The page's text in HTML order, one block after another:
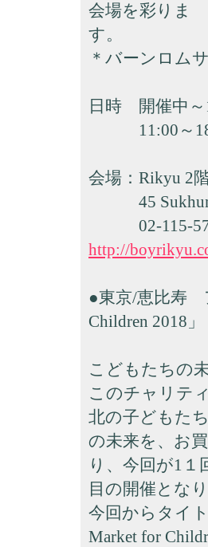
会場を彩りま
す。
＊バーンロム
日時 開催中～
11:00～
会場：Rikyu 2
45
02-115-
http://
●東京/恵比寿
Children 2018」
こどもたちの
このチャリテ
北の子どもた
の未来を、お
り、今回が1１
目の開催とな
今回からタイ
Market for